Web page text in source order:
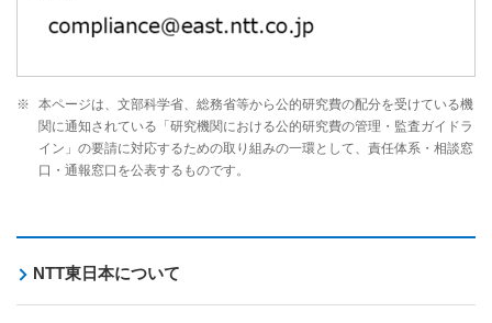
※
本ページは、文部科学省、総務省等から公的研究費の配分を受けている機
関に通知されている「研究機関における公的研究費の管理・監査ガイドラ
イン」の要請に対応するための取り組みの一環として、責任体系・相談窓
口・通報窓口を公表するものです。
NTT東日本について